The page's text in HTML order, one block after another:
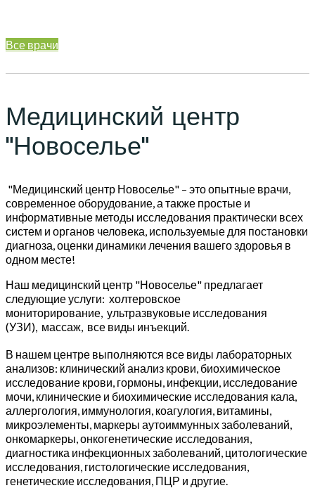
Все врачи
Медицинский центр
"Новоселье"
"Медицинский центр Новоселье" – это опытные врачи,
современное оборудование, а также простые и
информативные методы исследования практически всех
систем и органов человека, используемые для постановки
диагноза, оценки динамики лечения вашего здоровья в
одном месте!
Наш медицинский центр "Новоселье" предлагает
следующие услуги: холтеровское
мониторирование, ультразвуковые исследования
(УЗИ), массаж, все виды инъекций.
В нашем центре выполняются все виды лабораторных
анализов: клинический анализ крови, биохимическое
исследование крови, гормоны, инфекции, исследование
мочи, клинические и биохимические исследования кала,
аллергология, иммунология, коагулогия, витамины,
микроэлементы, маркеры аутоиммунных заболеваний,
онкомаркеры, онкогенетические исследования,
диагностика инфекционных заболеваний, цитологические
исследования, гистологические исследования,
генетические исследования, ПЦР и другие.